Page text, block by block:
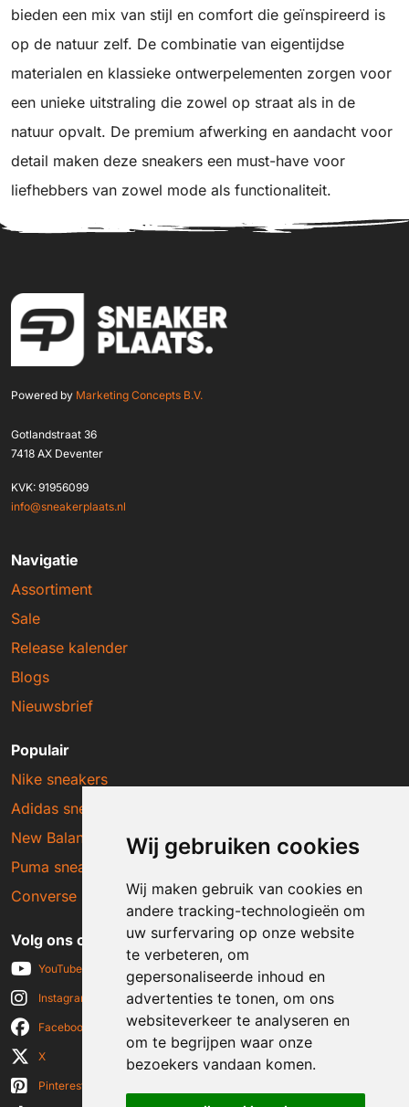
Wij gebruiken cookies
Wij maken gebruik van cookies en
andere tracking-technologieën om
uw surfervaring op onze website
te verbeteren, om
gepersonaliseerde inhoud en
advertenties te tonen, om ons
websiteverkeer te analyseren en
om te begrijpen waar onze
bezoekers vandaan komen.
bieden een mix van stijl en comfort die geïnspireerd is
op de natuur zelf. De combinatie van eigentijdse
materialen en klassieke ontwerpelementen zorgen voor
een unieke uitstraling die zowel op straat als in de
natuur opvalt. De premium afwerking en aandacht voor
detail maken deze sneakers een must-have voor
liefhebbers van zowel mode als functionaliteit.
Powered by Marketing Concepts B.V.
Gotlandstraat 36
7418 AX Deventer
KVK: 91956099
info@sneakerplaats.nl
Navigatie
Assortiment
Sale
Release kalender
Blogs
Nieuwsbrief
Populair
Nike sneakers
Adidas sneakers
New Balance sneakers
Puma sneakers
Converse sneakers
Volg ons op social media
YouTube
Instagram
Facebook
X
Pinterest